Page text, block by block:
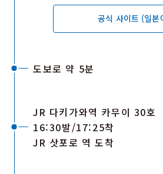
공식 사이트 (일본
도보로 약 5분
JR 다키가와역 카무이 30호
16:30발/17:25착
JR 삿포로 역 도착